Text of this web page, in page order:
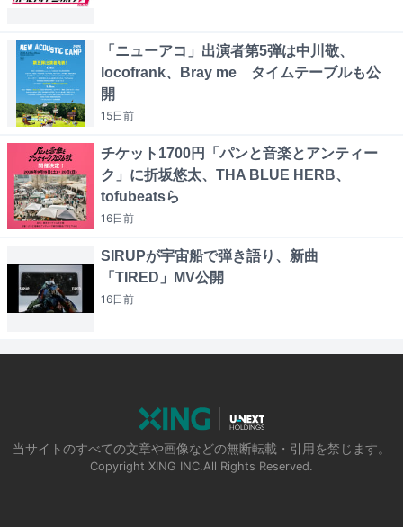
「ニューアコ」出演者第5弾は中川敬、
locofrank、Bray me タイムテーブルも公
開
15日前
チケット1700円「パンと音楽とアンティー
ク」に折坂悠太、THA BLUE HERB、
tofubeatsら
16日前
SIRUPが宇宙船で弾き語り、新曲
「TIRED」MV公開
16日前
当サイトのすべての文章や画像などの無断転載・引用を禁じます。
Copyright XING INC.All Rights Reserved.